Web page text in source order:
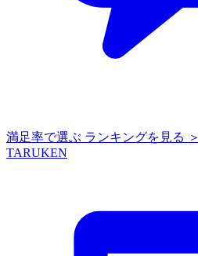
満足率で選ぶ ランキングを見る ＞
TARUKEN